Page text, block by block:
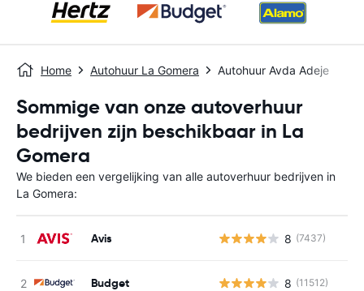
Home Autohuur La Gomera Autohuur Avda Adeje
Sommige van onze autoverhuur
bedrijven zijn beschikbaar in La
Gomera
We bieden een vergelijking van alle autoverhuur bedrijven in
La Gomera:
Avis 8 (7437)
Budget 8 (11512)